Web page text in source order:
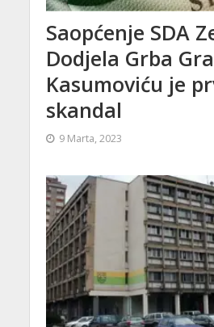
Saopćenje SDA
Dodjela Grba
Kasumoviću je
skandal
9 Marta, 2023